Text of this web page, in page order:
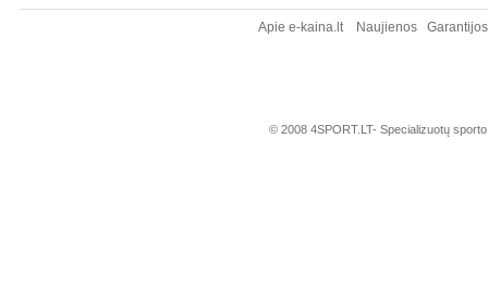
Apie e-kaina.lt Naujienos
© 2008 4SPORT.LT- Specializuotų